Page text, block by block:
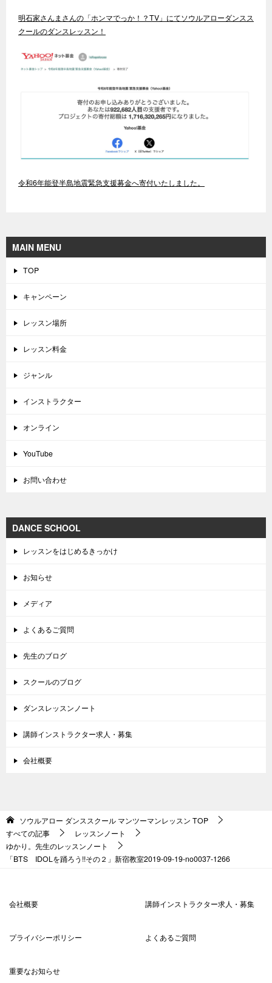
明石家さんまさんの「ホンマでっか！？TV」にてソウルアローダンスス
クールのダンスレッスン！
令和6年能登半島地震緊急支援募金へ寄付いたしました。
MAIN MENU
TOP
キャンペーン
レッスン場所
レッスン料金
ジャンル
インストラクター
オンライン
YouTube
お問い合わせ
DANCE SCHOOL
レッスンをはじめるきっかけ
お知らせ
メディア
よくあるご質問
先生のブログ
スクールのブログ
ダンスレッスンノート
講師インストラクター求人・募集
会社概要
ソウルアロー ダンススクール マンツーマンレッスン TOP
すべての記事
レッスンノート
ゆかり。先生のレッスンノート
「BTS IDOLを踊ろう!!その２」新宿教室2019-09-19-no0037-1266
会社概要 講師インストラクター求人・募集
プライバシーポリシー よくあるご質問
重要なお知らせ